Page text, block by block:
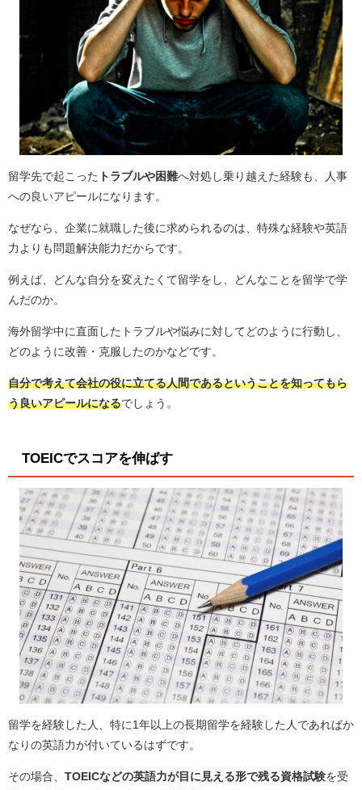
留学先で起こった トラブルや困難へ対処し乗り越えた経験も、人事
への良いアピールになります。
なぜなら、企業に就職した後に求められるのは、特殊な経験や英語
力よりも問題解決能力だからです。
例えば、どんな自分を変えたくて留学をし、どんなことを留学で学
んだのか。
海外留学中に直面したトラブルや悩みに対してどのように行動し、
どのように改善・克服したのかなどです。
自分で考えて会社の役に立てる人間であるということを知ってもら
う良いアピールになるでしょう。
TOEICでスコアを伸ばす
留学を経験した人、特に1年以上の長期留学を経験した人であればか
なりの英語力が付いているはずです。
その場合、 TOEICなどの英語力が目に見える形で残る資格試験を受